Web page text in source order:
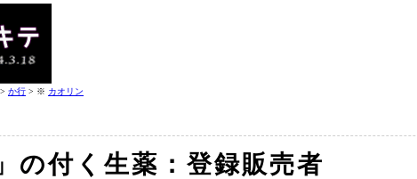
> か行 > ※ カオリン
の付く生薬：登録販売者